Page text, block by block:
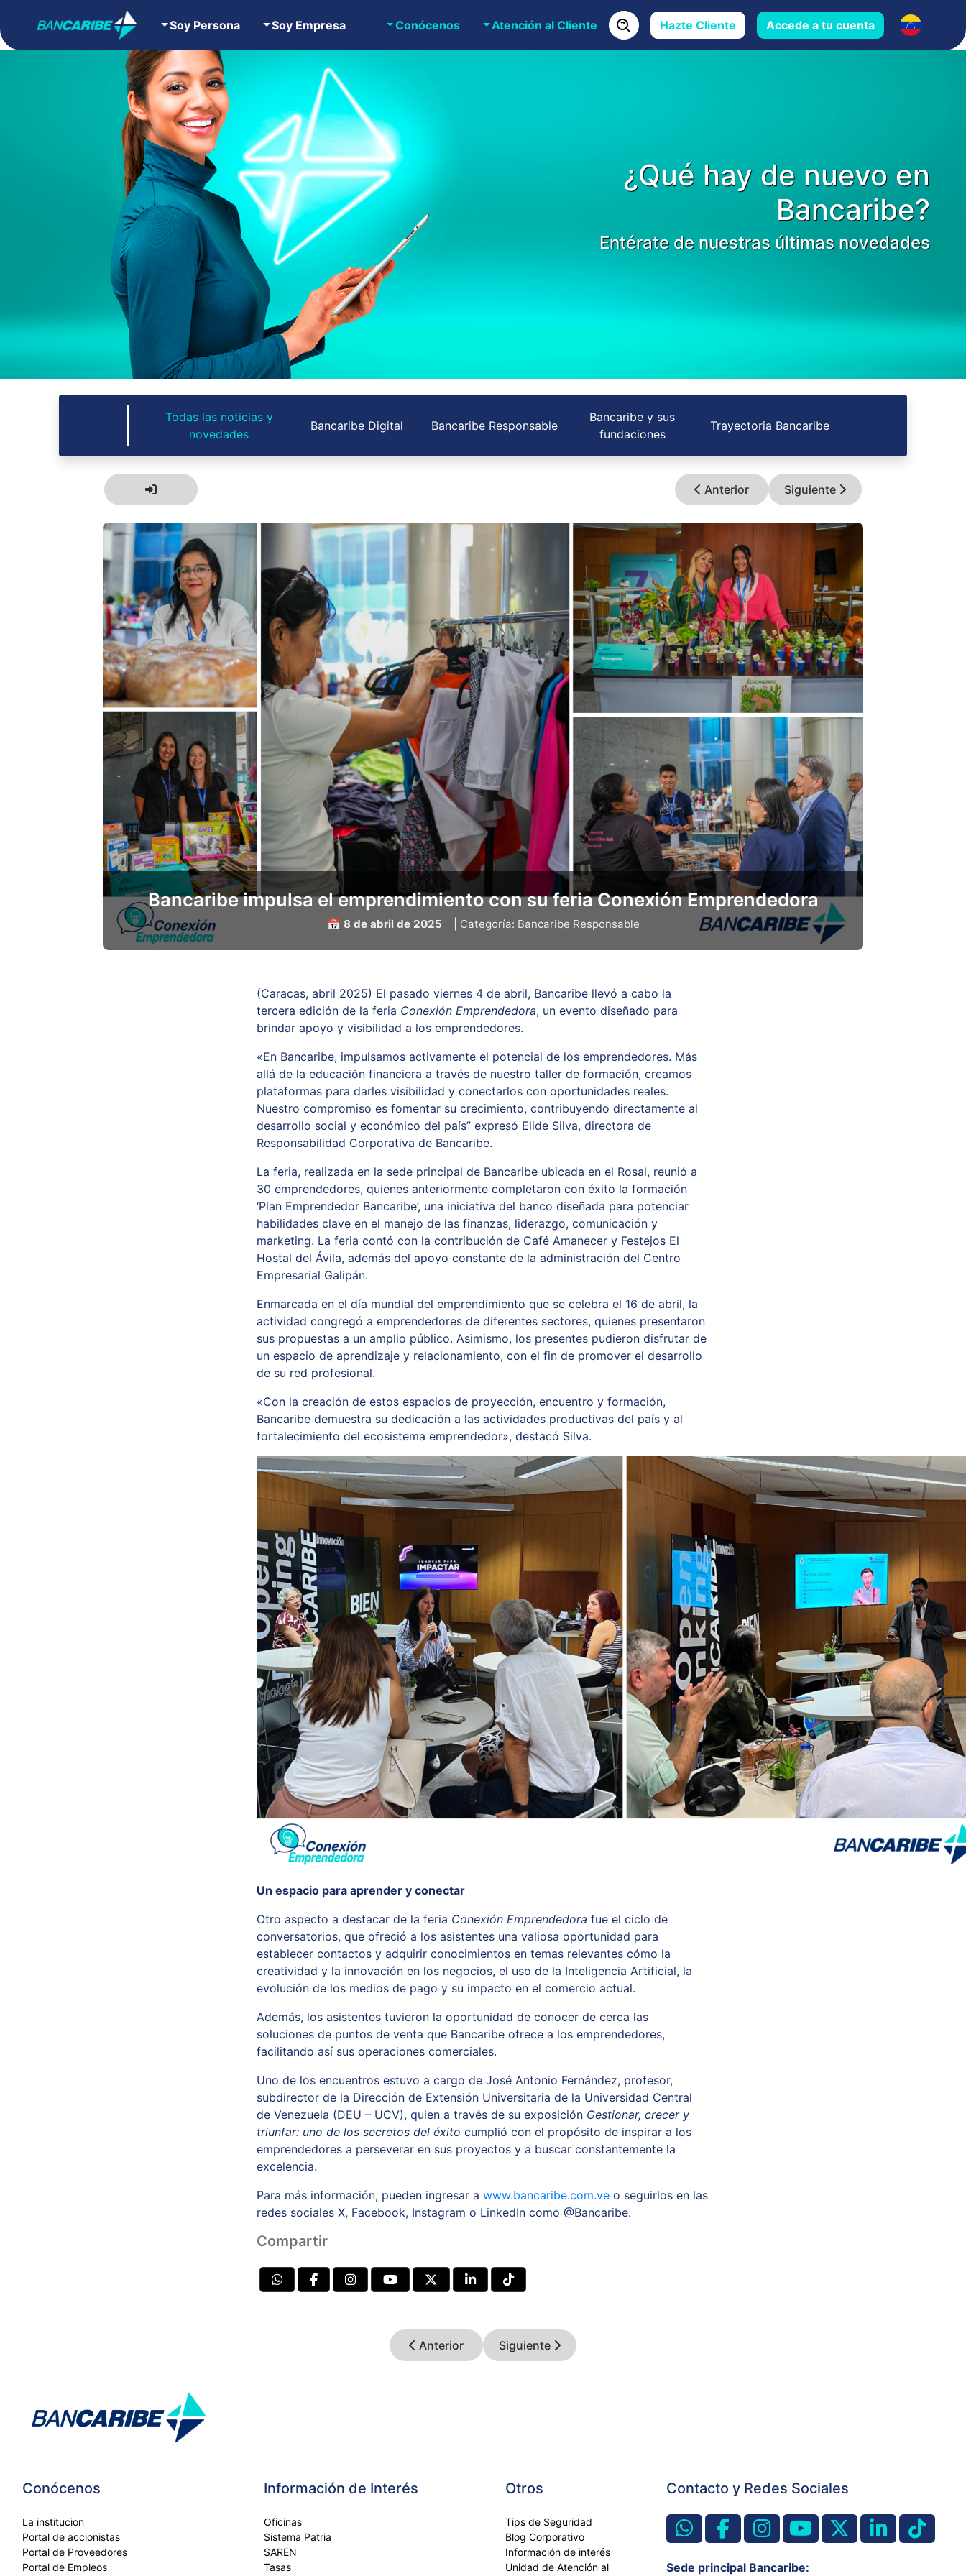
Soy Persona Soy Empresa Conócenos Atención al Cliente Hazte Cliente Accede a tu cuenta
¿Qué hay de nuevo en
Bancaribe?
Entérate de nuestras últimas novedades
Todas las noticias y
novedades
Bancaribe Digital Bancaribe Responsable
Bancaribe y sus
fundaciones
Trayectoria Bancaribe
Anterior Siguiente
Bancaribe impulsa el emprendimiento con su feria Conexión Emprendedora
📅 8 de abril de 2025 | Categoría: Bancaribe Responsable
(Caracas, abril 2025) El pasado viernes 4 de abril, Bancaribe llevó a cabo la
tercera edición de la feria Conexión Emprendedora, un evento diseñado para
brindar apoyo y visibilidad a los emprendedores.
«En Bancaribe, impulsamos activamente el potencial de los emprendedores. Más
allá de la educación financiera a través de nuestro taller de formación, creamos
plataformas para darles visibilidad y conectarlos con oportunidades reales.
Nuestro compromiso es fomentar su crecimiento, contribuyendo directamente al
desarrollo social y económico del país” expresó Elide Silva, directora de
Responsabilidad Corporativa de Bancaribe.
La feria, realizada en la sede principal de Bancaribe ubicada en el Rosal, reunió a
30 emprendedores, quienes anteriormente completaron con éxito la formación
‘Plan Emprendedor Bancaribe’, una iniciativa del banco diseñada para potenciar
habilidades clave en el manejo de las finanzas, liderazgo, comunicación y
marketing. La feria contó con la contribución de Café Amanecer y Festejos El
Hostal del Ávila, además del apoyo constante de la administración del Centro
Empresarial Galipán.
Enmarcada en el día mundial del emprendimiento que se celebra el 16 de abril, la
actividad congregó a emprendedores de diferentes sectores, quienes presentaron
sus propuestas a un amplio público. Asimismo, los presentes pudieron disfrutar de
un espacio de aprendizaje y relacionamiento, con el fin de promover el desarrollo
de su red profesional.
«Con la creación de estos espacios de proyección, encuentro y formación,
Bancaribe demuestra su dedicación a las actividades productivas del país y al
fortalecimiento del ecosistema emprendedor», destacó Silva.
Un espacio para aprender y conectar
Otro aspecto a destacar de la feria Conexión Emprendedorafue el ciclo de
conversatorios, que ofreció a los asistentes una valiosa oportunidad para
establecer contactos y adquirir conocimientos en temas relevantes cómo la
creatividad y la innovación en los negocios, el uso de la Inteligencia Artificial, la
evolución de los medios de pago y su impacto en el comercio actual.
Además, los asistentes tuvieron la oportunidad de conocer de cerca las
soluciones de puntos de venta que Bancaribe ofrece a los emprendedores,
facilitando así sus operaciones comerciales.
Uno de los encuentros estuvo a cargo de José Antonio Fernández, profesor,
subdirector de la Dirección de Extensión Universitaria de la Universidad Central
de Venezuela (DEU – UCV), quien a través de su exposición Gestionar, crecer y
triunfar: uno de los secretos del éxitocumplió con el propósito de inspirar a los
emprendedores a perseverar en sus proyectos y a buscar constantemente la
excelencia.
Para más información, pueden ingresar awww.bancaribe.com.ve o seguirlos en las
redes sociales X, Facebook, Instagram o LinkedIn como @Bancaribe.
Compartir
Anterior Siguiente
Conócenos
La institucion
Portal de accionistas
Portal de Proveedores
Portal de Empleos
Información de Interés
Oficinas
Sistema Patria
SAREN
Tasas
Otros
Tips de Seguridad
Blog Corporativo
Información de interés
Unidad de Atención al
Contacto y Redes Sociales
Sede principal Bancaribe: